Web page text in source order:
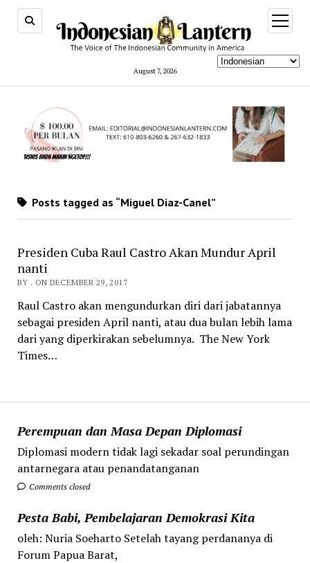
August 7, 2026
open
menu
Perempuan dan Masa Depan Diplomasi
Diplomasi modern tidak lagi sekadar soal perundingan
antarnegara atau penandatanganan
Comments closed
Pesta Babi, Pembelajaran Demokrasi Kita
oleh: Nuria Soeharto Setelah tayang perdananya di
Forum Papua Barat,
Posts tagged as “Miguel Diaz-Canel”
Presiden Cuba Raul Castro Akan Mundur April
nanti
BY . ON DECEMBER 29, 2017
Raul Castro akan mengundurkan diri dari jabatannya
sebagai presiden April nanti, atau dua bulan lebih lama
dari yang diperkirakan sebelumnya. The New York
Times…